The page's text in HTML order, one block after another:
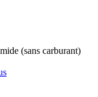
(sans carburant)